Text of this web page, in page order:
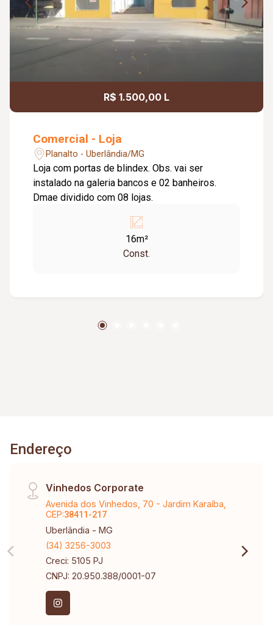
R$ 1.500,00 L
Comercial - Loja
Planalto - Uberlândia/MG
Loja com portas de blindex. Obs. vai ser
instalado na galeria bancos e 02 banheiros.
Dmae dividido com 08 lojas.
16m²
Const.
Endereço
Vinhedos Corporate
Avenida dos Vinhedos, 70 - Jardim Karaíba,
CEP:38411-217
Uberlândia - MG
(34) 3256-3003
Creci: 5105 PJ
CNPJ: 20.950.388/0001-07